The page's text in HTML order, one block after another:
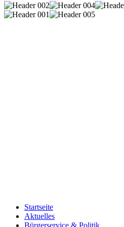
Startseite
Aktuelles
Bürgerservice & Politik